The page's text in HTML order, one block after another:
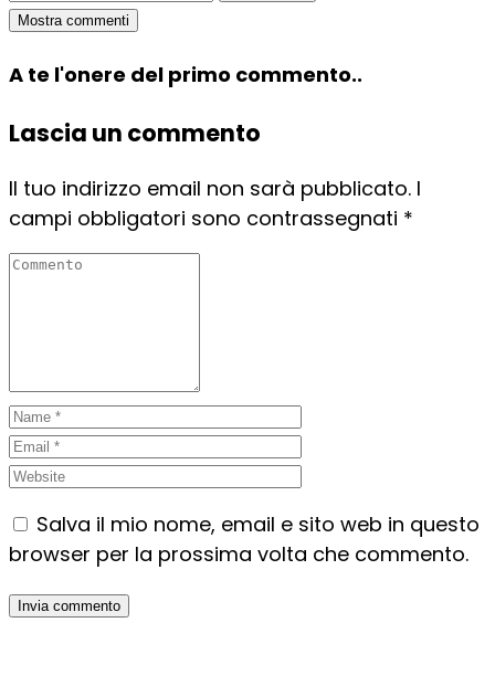
Mostra commenti
A te l'onere del primo commento..
Lascia un commento
Il tuo indirizzo email non sarà pubblicato. I
campi obbligatori sono contrassegnati *
Salva il mio nome, email e sito web in questo
browser per la prossima volta che commento.